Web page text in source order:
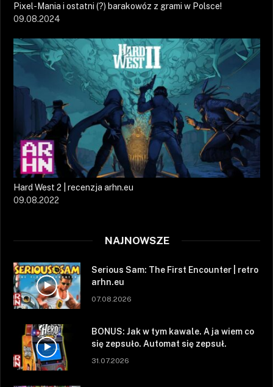
Pixel-Mania i ostatni (?) barakowóz z grami w Polsce!
09.08.2024
Hard West 2 | recenzja arhn.eu
09.08.2022
NAJNOWSZE
Serious Sam: The First Encounter | retro
arhn.eu
07.08.2026
BONUS: Jak w tym kawale. A ja wiem co
się zepsuło. Automat się zepsuł.
31.07.2026